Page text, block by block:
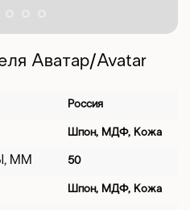
Аватар/Avatar
Россия
Шпон, МДФ, Кожа
ММ 50
Шпон, МДФ, Кожа